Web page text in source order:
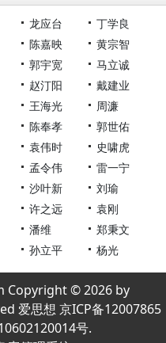
龙应台
丁学良
陈嘉映
黄宗智
郭宇宽
马立诚
赵汀阳
戴建业
王海光
周濂
陈奉孝
郭世佑
袁伟时
史啸虎
孟令伟
雷一宁
沙叶新
刘瑜
许之远
袁刚
潘维
郑秉文
孙立平 杨光
Copyright © 2026 by
爱思想 京ICP备12007865
号.